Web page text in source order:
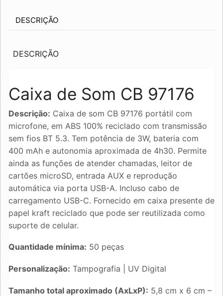
DESCRIÇÃO
DESCRIÇÃO
Caixa de Som CB 97176
Descrição: Caixa de som CB 97176 portátil com
microfone, em ABS 100% reciclado com transmissão
sem fios BT 5.3. Tem potência de 3W, bateria com
400 mAh e autonomia aproximada de 4h30. Permite
ainda as funções de atender chamadas, leitor de
cartões microSD, entrada AUX e reprodução
automática via porta USB-A. Incluso cabo de
carregamento USB-C. Fornecido em caixa presente de
papel kraft reciclado que pode ser reutilizada como
suporte de celular.
Quantidade mínima: 50 peças
Personalização: Tampografia | UV Digital
Tamanho total aproximado (AxLxP): 5,8 cm x 6 cm –